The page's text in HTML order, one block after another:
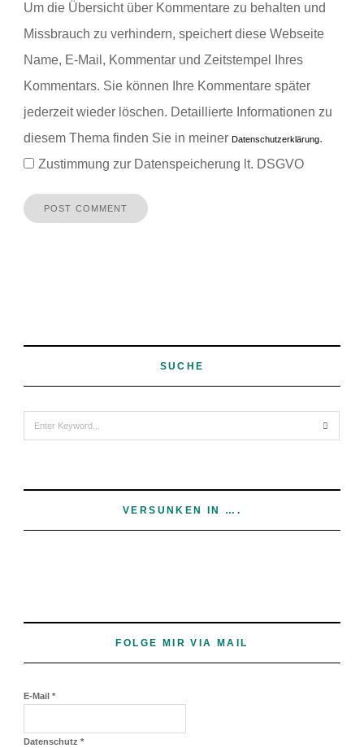
Um die Übersicht über Kommentare zu behalten und
Missbrauch zu verhindern, speichert diese Webseite
Name, E-Mail, Kommentar und Zeitstempel Ihres
Kommentars. Sie können Ihre Kommentare später
jederzeit wieder löschen. Detaillierte Informationen zu
diesem Thema finden Sie in meiner Datenschutzerklärung.
Zustimmung zur Datenspeicherung lt. DSGVO
SUCHE
VERSUNKEN IN ….
FOLGE MIR VIA MAIL
E-Mail *
Datenschutz *